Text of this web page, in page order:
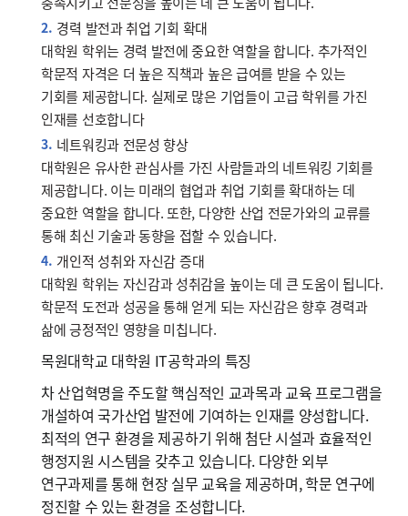
경력 발전과 취업 기회 확대
대학원 학위는 경력 발전에 중요한 역할을 합니다. 추가적인
학문적 자격은 더 높은 직책과 높은 급여를 받을 수 있는
기회를 제공합니다. 실제로 많은 기업들이 고급 학위를 가진
인재를 선호합니다
네트워킹과 전문성 향상
대학원은 유사한 관심사를 가진 사람들과의 네트워킹 기회를
제공합니다. 이는 미래의 협업과 취업 기회를 확대하는 데
중요한 역할을 합니다. 또한, 다양한 산업 전문가와의 교류를
통해 최신 기술과 동향을 접할 수 있습니다.
개인적 성취와 자신감 증대
대학원 학위는 자신감과 성취감을 높이는 데 큰 도움이 됩니다.
학문적 도전과 성공을 통해 얻게 되는 자신감은 향후 경력과
삶에 긍정적인 영향을 미칩니다.
목원대학교 대학원 IT공학과의 특징
차 산업혁명을 주도할 핵심적인 교과목과 교육 프로그램을
개설하여 국가산업 발전에 기여하는 인재를 양성합니다.
최적의 연구 환경을 제공하기 위해 첨단 시설과 효율적인
행정지원 시스템을 갖추고 있습니다. 다양한 외부
연구과제를 통해 현장 실무 교육을 제공하며, 학문 연구에
정진할 수 있는 환경을 조성합니다.